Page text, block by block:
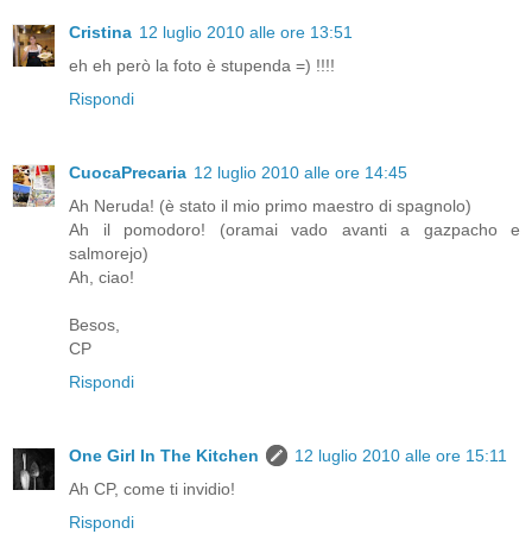
Cristina 12 luglio 2010 alle ore 13:51
eh eh però la foto è stupenda =) !!!!
Rispondi
CuocaPrecaria 12 luglio 2010 alle ore 14:45
Ah Neruda! (è stato il mio primo maestro di spagnolo)
Ah il pomodoro! (oramai vado avanti a gazpacho e
salmorejo)
Ah, ciao!
Besos,
CP
Rispondi
One Girl In The Kitchen
12 luglio 2010 alle ore 15:11
Ah CP, come ti invidio!
Rispondi